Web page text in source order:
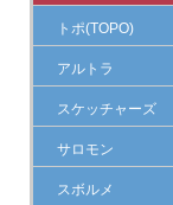
トポ(TOPO)
アルトラ
スケッチャーズ
サロモン
スボルメ